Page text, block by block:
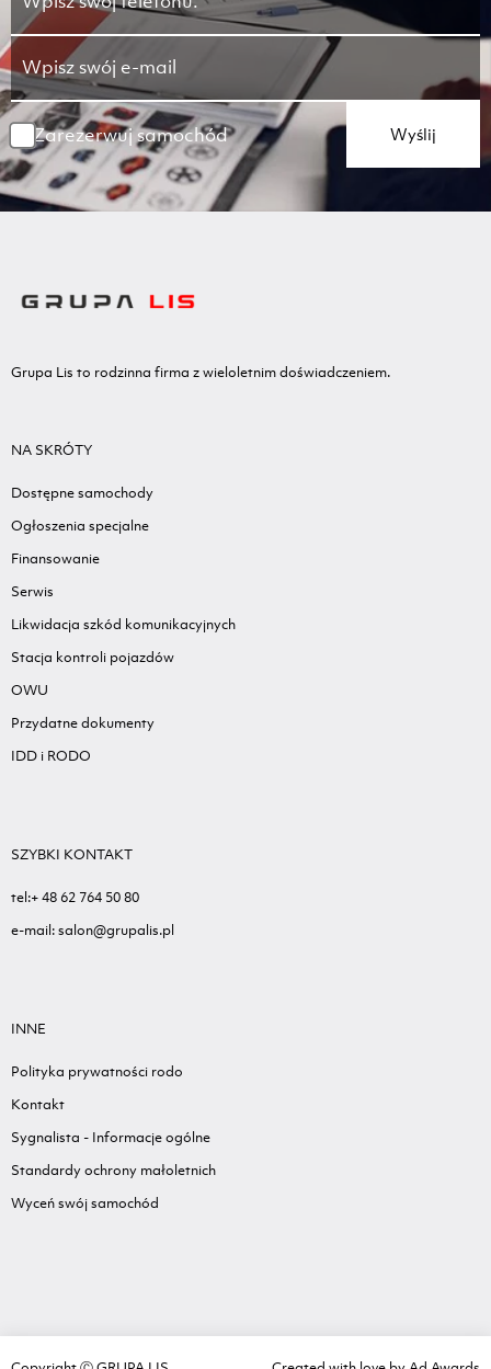
Zarezerwuj samochód Wyślij
Grupa Lis to rodzinna firma z wieloletnim doświadczeniem.
NA SKRÓTY
Dostępne samochody
Ogłoszenia specjalne
Finansowanie
Serwis
Likwidacja szkód komunikacyjnych
Stacja kontroli pojazdów
OWU
Przydatne dokumenty
IDD i RODO
SZYBKI KONTAKT
tel:+ 48 62 764 50 80
e-mail: salon@grupalis.pl
INNE
Polityka prywatności rodo
Kontakt
Sygnalista - Informacje ogólne
Standardy ochrony małoletnich
Wyceń swój samochód